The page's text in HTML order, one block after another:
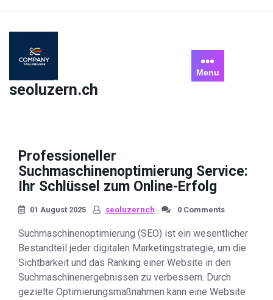
content
seoluzern.ch
Menu
Professioneller
Suchmaschinenoptimierung Service:
Ihr Schlüssel zum Online-Erfolg
01 August 2025 seoluzernch 0 Comments
Suchmaschinenoptimierung (SEO) ist ein wesentlicher
Bestandteil jeder digitalen Marketingstrategie, um die
Sichtbarkeit und das Ranking einer Website in den
Suchmaschinenergebnissen zu verbessern. Durch
gezielte Optimierungsmaßnahmen kann eine Website